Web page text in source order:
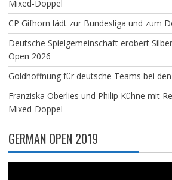
Mixed-Doppel
CP Gifhorn lädt zur Bundesliga und zum
Deutsche Spielgemeinschaft erobert
Open 2026
Goldhoffnung für deutsche Teams bei
Franziska Oberlies und Philip Kühne mit
Mixed-Doppel
GERMAN OPEN 2019